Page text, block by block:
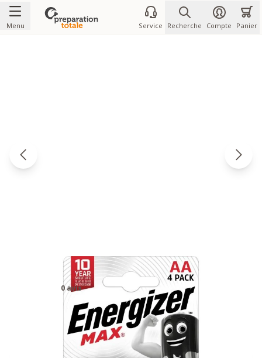
Allez au contenu
Menu Service Recherche Compte Panier
Piles Energizer Max AA
0 avis
Recevez un message dès que ce produit est à
nouveau disponible